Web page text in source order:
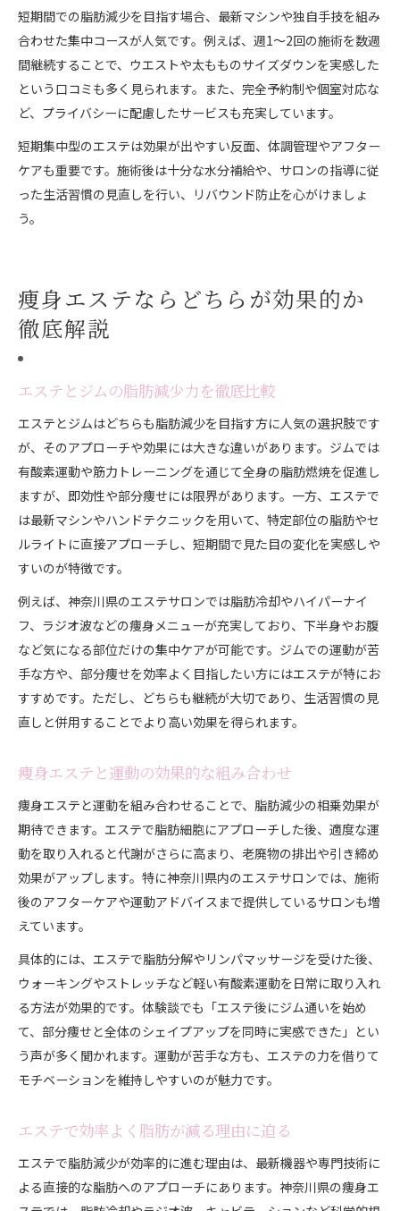
短期間での脂肪減少を目指す場合、最新マシンや独自手技を組み
合わせた集中コースが人気です。例えば、週1～2回の施術を数週
間継続することで、ウエストや太もものサイズダウンを実感した
という口コミも多く見られます。また、完全予約制や個室対応な
ど、プライバシーに配慮したサービスも充実しています。
短期集中型のエステは効果が出やすい反面、体調管理やアフター
ケアも重要です。施術後は十分な水分補給や、サロンの指導に従
った生活習慣の見直しを行い、リバウンド防止を心がけましょ
う。
痩身エステならどちらが効果的か
徹底解説
エステとジムの脂肪減少力を徹底比較
エステとジムはどちらも脂肪減少を目指す方に人気の選択肢です
が、そのアプローチや効果には大きな違いがあります。ジムでは
有酸素運動や筋力トレーニングを通じて全身の脂肪燃焼を促進し
ますが、即効性や部分痩せには限界があります。一方、エステで
は最新マシンやハンドテクニックを用いて、特定部位の脂肪やセ
ルライトに直接アプローチし、短期間で見た目の変化を実感しや
すいのが特徴です。
例えば、神奈川県のエステサロンでは脂肪冷却やハイパーナイ
フ、ラジオ波などの痩身メニューが充実しており、下半身やお腹
など気になる部位だけの集中ケアが可能です。ジムでの運動が苦
手な方や、部分痩せを効率よく目指したい方にはエステが特にお
すすめです。ただし、どちらも継続が大切であり、生活習慣の見
直しと併用することでより高い効果を得られます。
痩身エステと運動の効果的な組み合わせ
痩身エステと運動を組み合わせることで、脂肪減少の相乗効果が
期待できます。エステで脂肪細胞にアプローチした後、適度な運
動を取り入れると代謝がさらに高まり、老廃物の排出や引き締め
効果がアップします。特に神奈川県内のエステサロンでは、施術
後のアフターケアや運動アドバイスまで提供しているサロンも増
えています。
具体的には、エステで脂肪分解やリンパマッサージを受けた後、
ウォーキングやストレッチなど軽い有酸素運動を日常に取り入れ
る方法が効果的です。体験談でも「エステ後にジム通いを始め
て、部分痩せと全体のシェイプアップを同時に実感できた」とい
う声が多く聞かれます。運動が苦手な方も、エステの力を借りて
モチベーションを維持しやすいのが魅力です。
エステで効率よく脂肪が減る理由に迫る
エステで脂肪減少が効率的に進む理由は、最新機器や専門技術に
よる直接的な脂肪へのアプローチにあります。神奈川県の痩身エ